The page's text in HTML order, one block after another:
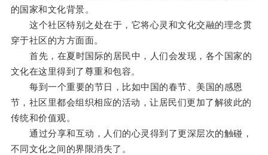
的国家和文化背景。
这个社区特别之处在于，它将心灵和文化交融的理念贯
穿于社区的方方面面。
首先，在夏时国际的居民中，人们会发现，各个国家的
文化在这里得到了尊重和包容。
每到一个重要的节日，比如中国的春节、美国的感恩
节，社区里都会组织相应的活动，让居民们更加了解彼此的
传统和价值观。
通过分享和互动，人们的心灵得到了更深层次的触碰，
不同文化之间的界限消失了。